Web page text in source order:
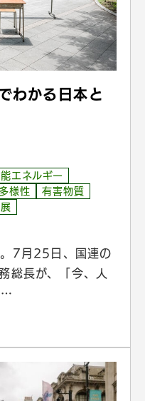
わかる日本と
エネルギー
様性
有害物質
7月25日、国連の
総長が、「今、人
…